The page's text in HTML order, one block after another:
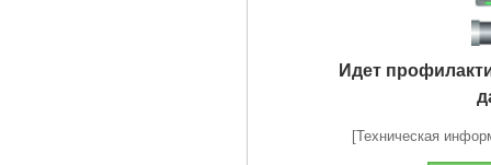
Идет
[Техническая